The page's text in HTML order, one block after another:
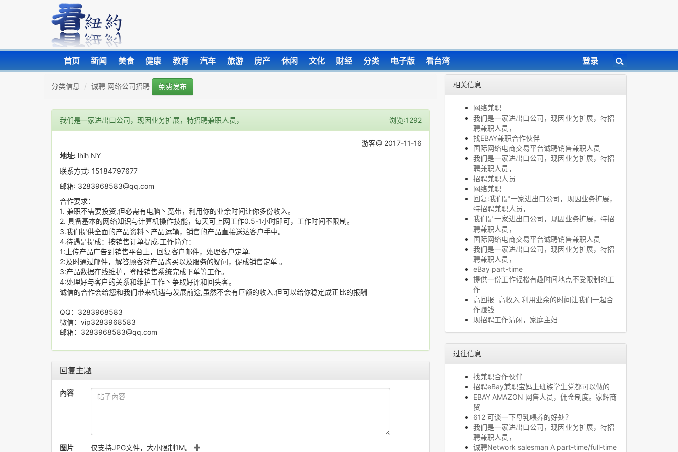
首页 新闻 美食 健康 教育 汽车 旅游 房产 休闲 文化 财经 分类 电子版 看台湾 登录
分类信息 诚聘 网络公司招聘 免费发布
我们是一家进出口公司，现因业务扩展，特招聘兼职人员， 浏览:1292
游客@ 2017-11-16
地址: lhih NY
联系方式: 15184797677
邮箱: 3283968583@qq.com
合作要求：
1. 兼职不需要投资,但必需有电脑丶宽带，利用你的业余时间让你多份收入。
2. 具备基本的网络知识与计算机操作技能，每天可上网工作0.5-1小时即可，工作时间不限制。
3.我们提供全面的产品资料丶产品运输，销售的产品直接送达客户手中。
4.待遇是提成：按销售订单提成.工作简介：
1:上传产品广告到销售平台上，回复客户邮件，处理客户定单.
2:及时通过邮件，解答顾客对产品购买以及服务的疑问，促成销售定单 。
3:产品数据在线维护，登陆销售系统完成下单等工作。
4:处理好与客户的关系和维护工作丶争取好评和回头客。
诚信的合作会给您和我们带来机遇与发展前途,虽然不会有巨额的收入.但可以给你稳定成正比的报酬
QQ：3283968583
微信：vip3283968583
邮箱：3283968583@qq.com
回复主题
內容
图片 仅支持JPG文件，大小限制1M。
相关信息
网络兼职
我们是一家进出口公司，现因业务扩展，特招
聘兼职人员，
找EBAY兼职合作伙伴
国际网络电商交易平台诚聘销售兼职人员
我们是一家进出口公司，现因业务扩展，特招
聘兼职人员，
招聘兼职人员
网络兼职
回复:我们是一家进出口公司，现因业务扩展，
特招聘兼职人员，
我们是一家进出口公司，现因业务扩展，特招
聘兼职人员，
国际网络电商交易平台诚聘销售兼职人员
我们是一家进出口公司，现因业务扩展，特招
聘兼职人员，
eBay part-time
提供一份工作轻松有趣时间地点不受限制的工
作
高回报 高收入 利用业余的时间让我们一起合
作赚钱
现招聘工作清闲，家庭主妇
过往信息
找兼职合作伙伴
招聘eBay兼职宝妈上班族学生党都可以做的
EBAY AMAZON 网售人员，佣金制度。家辉商
贸
612 可谈一下母乳喂养的好处？
我们是一家进出口公司，现因业务扩展，特招
聘兼职人员，
诚聘Network salesman A part-time/full-time